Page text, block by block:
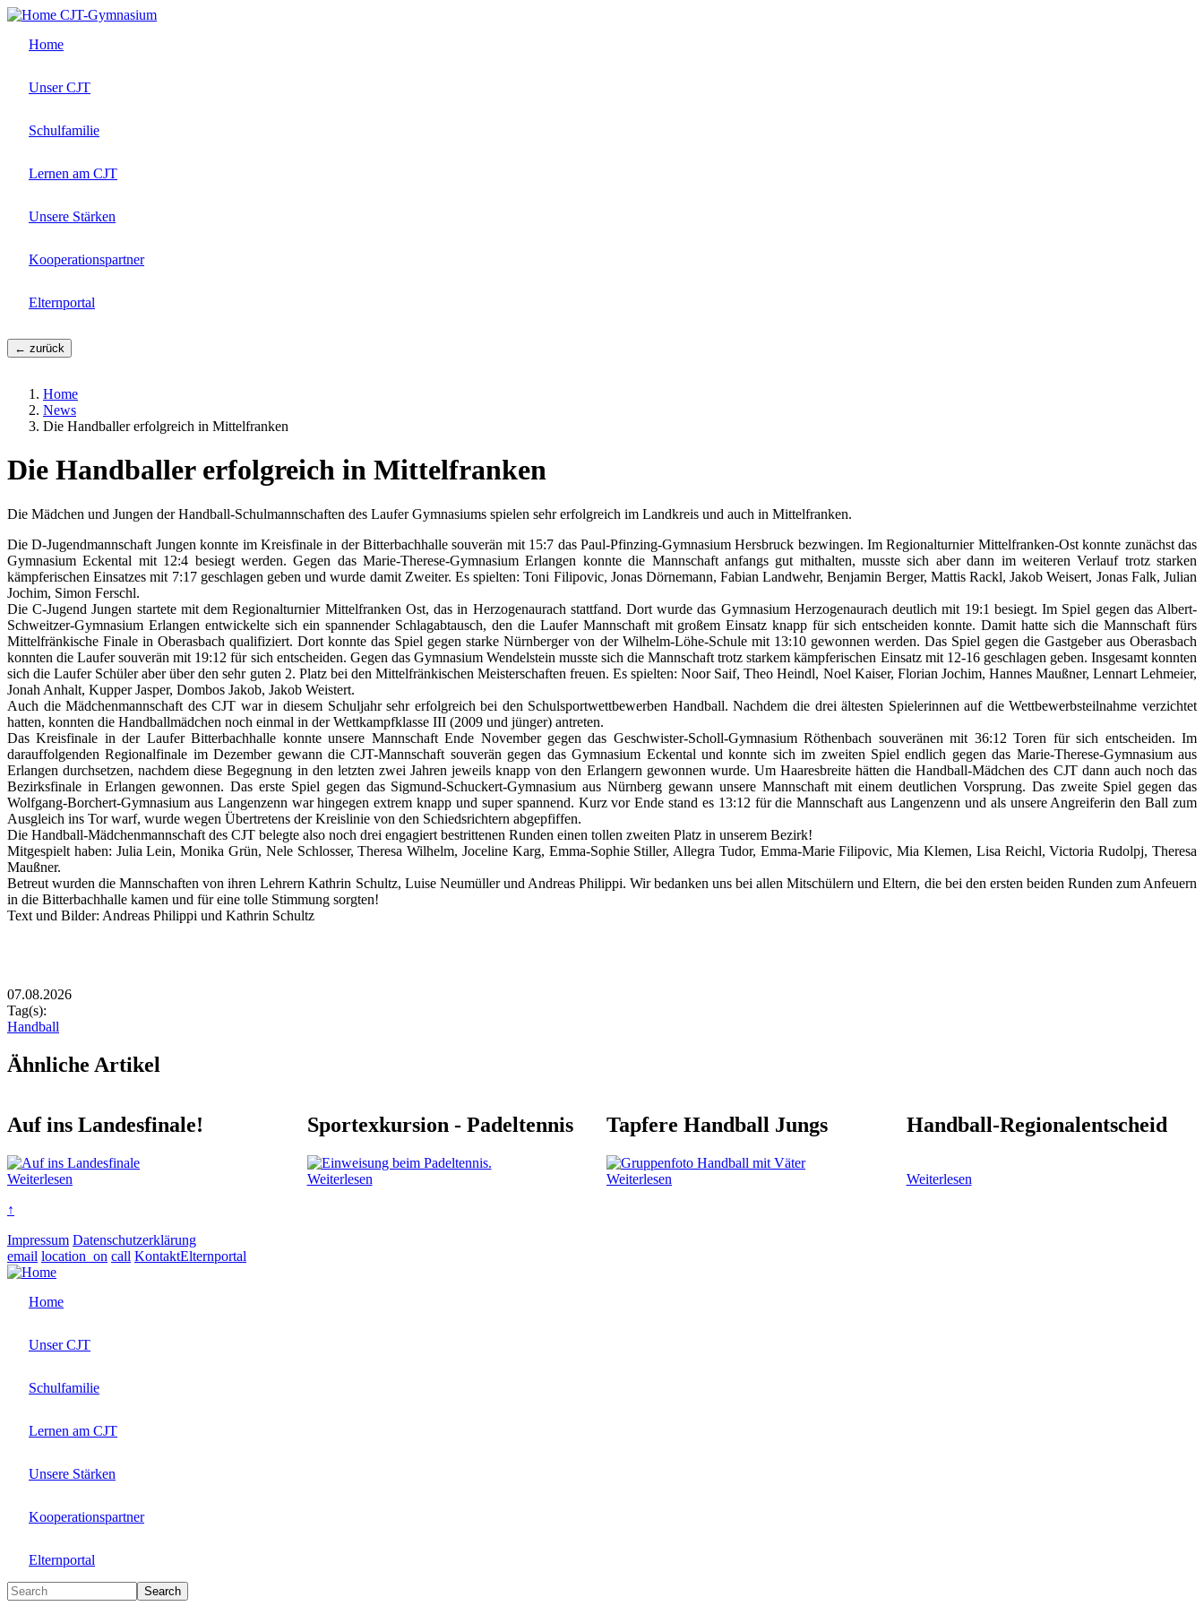
Direkt
Inhalt
CJT-Gymnasium
Home
Unser CJT
Schulfamilie
Lernen am CJT
Unsere Stärken
Kooperationspartner
Elternportal
← zurück
Home
News
Die Handballer erfolgreich in Mittelfranken
Die Handballer erfolgreich in Mittelfranken
Textkörper
Die Mädchen und Jungen der Handball-Schulmannschaften des Laufer Gymnasiums spielen sehr erfolgreich im Landkreis und auch in Mittelfranken.
Die D-Jugendmannschaft Jungen konnte im Kreisfinale in der Bitterbachhalle souverän mit 15:7 das Paul-Pfinzing-Gymnasium Hersbruck bezwingen. Im Regionalturnier Mittelfranken-Ost konnte zunächst das
Gymnasium Eckental mit 12:4 besiegt werden. Gegen das Marie-Therese-Gymnasium Erlangen konnte die Mannschaft anfangs gut mithalten, musste sich aber dann im weiteren Verlauf trotz starken
kämpferischen Einsatzes mit 7:17 geschlagen geben und wurde damit Zweiter. Es spielten: Toni Filipovic, Jonas Dörnemann, Fabian Landwehr, Benjamin Berger, Mattis Rackl, Jakob Weisert, Jonas Falk, Julian
Jochim, Simon Ferschl.
Die C-Jugend Jungen startete mit dem Regionalturnier Mittelfranken Ost, das in Herzogenaurach stattfand. Dort wurde das Gymnasium Herzogenaurach deutlich mit 19:1 besiegt. Im Spiel gegen das Albert-
Schweitzer-Gymnasium Erlangen entwickelte sich ein spannender Schlagabtausch, den die Laufer Mannschaft mit großem Einsatz knapp für sich entscheiden konnte. Damit hatte sich die Mannschaft fürs
Mittelfränkische Finale in Oberasbach qualifiziert. Dort konnte das Spiel gegen starke Nürnberger von der Wilhelm-Löhe-Schule mit 13:10 gewonnen werden. Das Spiel gegen die Gastgeber aus Oberasbach
konnten die Laufer souverän mit 19:12 für sich entscheiden. Gegen das Gymnasium Wendelstein musste sich die Mannschaft trotz starkem kämpferischen Einsatz mit 12-16 geschlagen geben. Insgesamt konnten
sich die Laufer Schüler aber über den sehr guten 2. Platz bei den Mittelfränkischen Meisterschaften freuen. Es spielten: Noor Saif, Theo Heindl, Noel Kaiser, Florian Jochim, Hannes Maußner, Lennart Lehmeier,
Jonah Anhalt, Kupper Jasper, Dombos Jakob, Jakob Weistert.
Auch die Mädchenmannschaft des CJT war in diesem Schuljahr sehr erfolgreich bei den Schulsportwettbewerben Handball. Nachdem die drei ältesten Spielerinnen auf die Wettbewerbsteilnahme verzichtet
hatten, konnten die Handballmädchen noch einmal in der Wettkampfklasse III (2009 und jünger) antreten.
Das Kreisfinale in der Laufer Bitterbachhalle konnte unsere Mannschaft Ende November gegen das Geschwister-Scholl-Gymnasium Röthenbach souveränen mit 36:12 Toren für sich entscheiden. Im
darauffolgenden Regionalfinale im Dezember gewann die CJT-Mannschaft souverän gegen das Gymnasium Eckental und konnte sich im zweiten Spiel endlich gegen das Marie-Therese-Gymnasium aus
Erlangen durchsetzen, nachdem diese Begegnung in den letzten zwei Jahren jeweils knapp von den Erlangern gewonnen wurde. Um Haaresbreite hätten die Handball-Mädchen des CJT dann auch noch das
Bezirksfinale in Erlangen gewonnen. Das erste Spiel gegen das Sigmund-Schuckert-Gymnasium aus Nürnberg gewann unsere Mannschaft mit einem deutlichen Vorsprung. Das zweite Spiel gegen das
Wolfgang-Borchert-Gymnasium aus Langenzenn war hingegen extrem knapp und super spannend. Kurz vor Ende stand es 13:12 für die Mannschaft aus Langenzenn und als unsere Angreiferin den Ball zum
Ausgleich ins Tor warf, wurde wegen Übertretens der Kreislinie von den Schiedsrichtern abgepfiffen.
Die Handball-Mädchenmannschaft des CJT belegte also noch drei engagiert bestrittenen Runden einen tollen zweiten Platz in unserem Bezirk!
Mitgespielt haben: Julia Lein, Monika Grün, Nele Schlosser, Theresa Wilhelm, Joceline Karg, Emma-Sophie Stiller, Allegra Tudor, Emma-Marie Filipovic, Mia Klemen, Lisa Reichl, Victoria Rudolpj, Theresa
Maußner.
Betreut wurden die Mannschaften von ihren Lehrern Kathrin Schultz, Luise Neumüller und Andreas Philippi. Wir bedanken uns bei allen Mitschülern und Eltern, die bei den ersten beiden Runden zum Anfeuern
in die Bitterbachhalle kamen und für eine tolle Stimmung sorgten!
Text und Bilder: Andreas Philippi und Kathrin Schultz
07.08.2026
Tag(s):
Handball
Ähnliche Artikel
Auf ins Landesfinale!
Weiterlesen
Sportexkursion - Padeltennis
Weiterlesen
Tapfere Handball Jungs
Weiterlesen
Handball-Regionalentscheid
Weiterlesen
↑
Impressum Datenschutzerklärung
email location_on call KontaktElternportal
Home
Unser CJT
Schulfamilie
Lernen am CJT
Unsere Stärken
Kooperationspartner
Elternportal
Search Search